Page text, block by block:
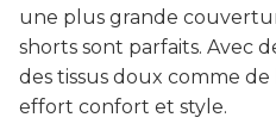
une plus grande
shorts sont parfaits. Avec
des tissus doux comme de
effort confort et style.